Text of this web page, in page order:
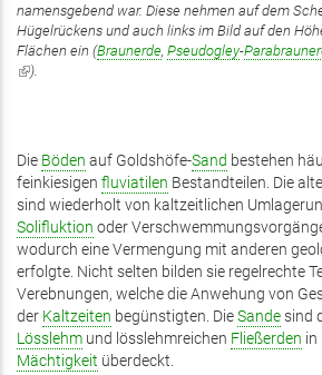
namensgebend war. Diese nehmen auf dem
Hügelrückens und auch links im Bild auf den
Flächen ein (Braunerde Pseudogley-
(Link
).
Die Böden auf Goldshöfe-Sand bestehen
feinkiesigen fluviatilen Bestandteilen. Die
sind wiederholt von kaltzeitlichen
Solifluktion oder
wodurch eine Vermengung mit anderen
erfolgte. Nicht selten bilden sie regelrechte
Verebnungen, welche die Anwehung von
der Kaltzeiten begünstigten. DieSandesind
Lösslehm und lösslehmreichen Fließerden in
Mächtigkeit überdeckt.